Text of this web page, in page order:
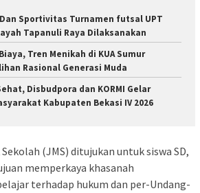
Sportivitas Turnamen futsal UPT
Tapanuli Raya Dilaksanakan
Tren Menikah di KUA Sumur
Rasional Generasi Muda
Disbudpora dan KORMI Gelar
Kabupaten Bekasi IV 2026
(JMS) ditujukan untuk siswa SD,
memperkaya khasanah
terhadap hukum dan per-Undang-